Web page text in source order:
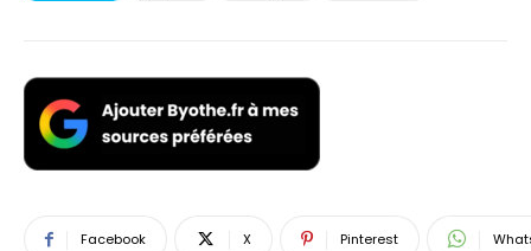
Facebook X Pinterest